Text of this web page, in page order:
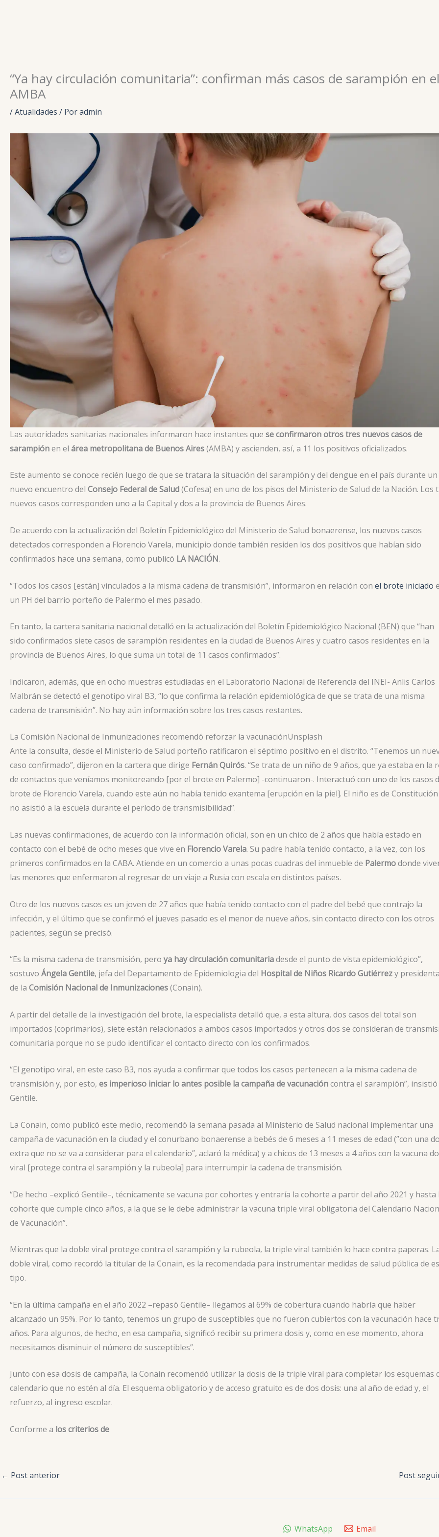
“Ya hay circulación comunitaria”: confirman más casos de sarampión en el
AMBA
/Atualidades / Poradmin
Las autoridades sanitarias nacionales informaron hace instantes que se confirmaron otros tres nuevos casos de
sarampiónen el área metropolitana de Buenos Aires(AMBA) y ascienden, así, a 11 los positivos oficializados.
Este aumento se conoce recién luego de que se tratara la situación del sarampión y del dengue en el país durante un
nuevo encuentro del Consejo Federal de Salud(Cofesa) en uno de los pisos del Ministerio de Salud de la Nación. Los
nuevos casos corresponden uno a la Capital y dos a la provincia de Buenos Aires.
De acuerdo con la actualización del Boletín Epidemiológico del Ministerio de Salud bonaerense, los nuevos casos
detectados corresponden a Florencio Varela, municipio donde también residen los dos positivos que habían sido
confirmados hace una semana, como publicó LA NACIÓN.
“Todos los casos [están] vinculados a la misma cadena de transmisión”, informaron en relación con el brote iniciado
un PH del barrio porteño de Palermo el mes pasado.
En tanto, la cartera sanitaria nacional detalló en la actualización del Boletín Epidemiológico Nacional (BEN) que “han
sido confirmados siete casos de sarampión residentes en la ciudad de Buenos Aires y cuatro casos residentes en la
provincia de Buenos Aires, lo que suma un total de 11 casos confirmados”.
Indicaron, además, que en ocho muestras estudiadas en el Laboratorio Nacional de Referencia del INEI- Anlis Carlos
Malbrán se detectó el genotipo viral B3, “lo que confirma la relación epidemiológica de que se trata de una misma
cadena de transmisión”. No hay aún información sobre los tres casos restantes.
La Comisión Nacional de Inmunizaciones recomendó reforzar la vacunaciónUnsplash
Ante la consulta, desde el Ministerio de Salud porteño ratificaron el séptimo positivo en el distrito. “Tenemos un
caso confirmado”, dijeron en la cartera que dirige Fernán Quirós. “Se trata de un niño de 9 años, que ya estaba en la
de contactos que veníamos monitoreando [por el brote en Palermo] -continuaron-. Interactuó con uno de los casos
brote de Florencio Varela, cuando este aún no había tenido exantema [erupción en la piel]. El niño es de
no asistió a la escuela durante el período de transmisibilidad”.
Las nuevas confirmaciones, de acuerdo con la información oficial, son en un chico de 2 años que había estado en
contacto con el bebé de ocho meses que vive en Florencio Varela. Su padre había tenido contacto, a la vez, con los
primeros confirmados en la CABA. Atiende en un comercio a unas pocas cuadras del inmueble de Palermodonde
las menores que enfermaron al regresar de un viaje a Rusia con escala en distintos países.
Otro de los nuevos casos es un joven de 27 años que había tenido contacto con el padre del bebé que contrajo la
infección, y el último que se confirmó el jueves pasado es el menor de nueve años, sin contacto directo con los otros
pacientes, según se precisó.
“Es la misma cadena de transmisión, pero ya hay circulación comunitariadesde el punto de vista epidemiológico”,
sostuvo Ángela Gentile, jefa del Departamento de Epidemiologia del Hospital de Niños Ricardo Gutiérrezy presidenta
de la Comisión Nacional de Inmunizaciones(Conain).
A partir del detalle de la investigación del brote, la especialista detalló que, a esta altura, dos casos del total son
importados (coprimarios), siete están relacionados a ambos casos importados y otros dos se consideran de
comunitaria porque no se pudo identificar el contacto directo con los confirmados.
“El genotipo viral, en este caso B3, nos ayuda a confirmar que todos los casos pertenecen a la misma cadena de
transmisión y, por esto, es imperioso iniciar lo antes posible la campaña de vacunacióncontra el sarampión”, insistió
Gentile.
La Conain, como publicó este medio, recomendó la semana pasada al Ministerio de Salud nacional implementar una
campaña de vacunación en la ciudad y el conurbano bonaerense a bebés de 6 meses a 11 meses de edad (”con una
extra que no se va a considerar para el calendario”, aclaró la médica) y a chicos de 13 meses a 4 años con la vacuna
viral [protege contra el sarampión y la rubeola] para interrumpir la cadena de transmisión.
“De hecho –explicó Gentile–, técnicamente se vacuna por cohortes y entraría la cohorte a partir del año 2021 y hasta
cohorte que cumple cinco años, a la que se le debe administrar la vacuna triple viral obligatoria del Calendario
de Vacunación”.
Mientras que la doble viral protege contra el sarampión y la rubeola, la triple viral también lo hace contra paperas.
doble viral, como recordó la titular de la Conain, es la recomendada para instrumentar medidas de salud pública de
tipo.
“En la última campaña en el año 2022 –repasó Gentile– llegamos al 69% de cobertura cuando habría que haber
alcanzado un 95%. Por lo tanto, tenemos un grupo de susceptibles que no fueron cubiertos con la vacunación hace
años. Para algunos, de hecho, en esa campaña, significó recibir su primera dosis y, como en ese momento, ahora
necesitamos disminuir el número de susceptibles”.
Junto con esa dosis de campaña, la Conain recomendó utilizar la dosis de la triple viral para completar los esquemas
calendario que no estén al día. El esquema obligatorio y de acceso gratuito es de dos dosis: una al año de edad y, el
refuerzo, al ingreso escolar.
Conforme a los criterios de
← Post anterior Post
WhatsApp Email